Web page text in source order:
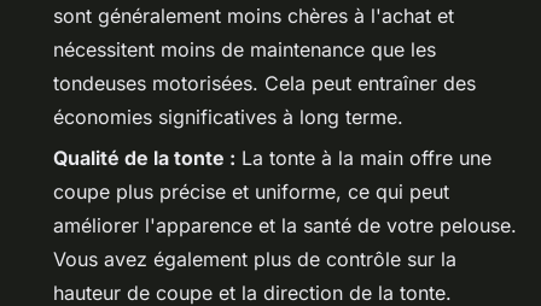
sont généralement moins chères à l'achat et
nécessitent moins de maintenance que les
tondeuses motorisées. Cela peut entraîner des
économies significatives à long terme.
Qualité de la tonte : La tonte à la main offre une
coupe plus précise et uniforme, ce qui peut
améliorer l'apparence et la santé de votre pelouse.
Vous avez également plus de contrôle sur la
hauteur de coupe et la direction de la tonte.